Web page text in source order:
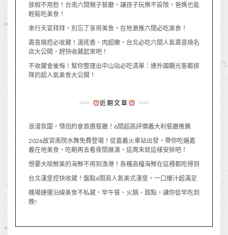
放假不用愁！台南六間親子餐廳，讓孩子玩樂不設限，爸媽也能
輕鬆吃美食！
來行天宮拜拜，別忘了享用美食，在地激推六間必吃美食！
壽喜燒控必收藏！湯底香、肉超嫩，台北必吃六間人氣壽喜燒名
店大公開，趕快收藏起來吧！
不收藏會後悔！幫你整理出中山站必吃清單：連外國觀光客都排
隊的超人氣美食大公開！
近期文章
浪漫氛圍，情侶約會首選餐廳！6間超高評價義大利餐廳推薦
2026故宮南院水舞免費登場！從嘉義火車站出發，帶你吃遍嘉
義在地美食，吃飽再去看夜間展演，這周末就這樣安排吧！
想要大啖鮮美的海鮮不用到漁港！各種高檔海鮮在這裡都吃得到
台北漢堡控快收藏！盤點6間高人氣美式漢堡，一口爆汁超滿足
機場捷運沿線美食不私藏，早午餐、火鍋、甜點，讓你從早吃到
晚!